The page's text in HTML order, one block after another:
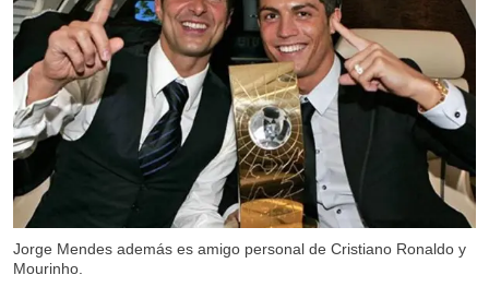
Jorge Mendes además es amigo personal de Cristiano Ronaldo y
Mourinho.